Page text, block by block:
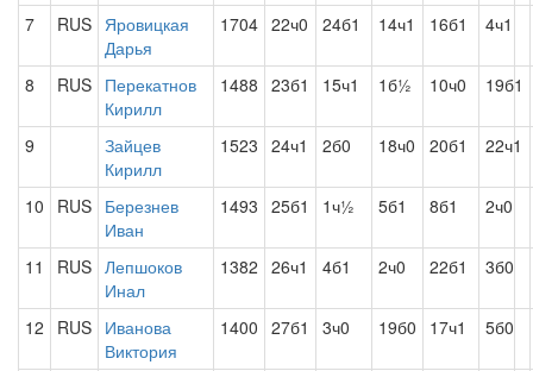
7 RUS Яровицкая
Дарья
1704 22ч0 24б1 14ч1 16б1 4ч1
8 RUS Перекатнов
Кирилл
1488 23б1 15ч1 1б½ 10ч0 19б1
9
Зайцев
Кирилл
1523 24ч1 2б0 18ч0 20б1 22ч1
10 RUS Березнев
Иван
1493 25б1 1ч½ 5б1 8б1 2ч0
11 RUS Лепшоков
Инал
1382 26ч1 4б1 2ч0 22б1 3б0
12 RUS Иванова
Виктория
1400 27б1 3ч0 19б0 17ч1 5б0